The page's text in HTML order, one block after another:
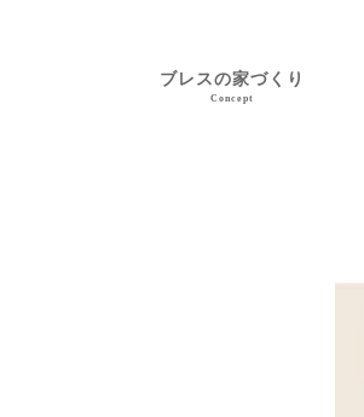
ブレスの家づくり
Concept